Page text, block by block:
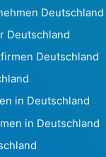
49.267
Deutschland
Deutschland
Deutschland
in Deutschland
in Deutschland